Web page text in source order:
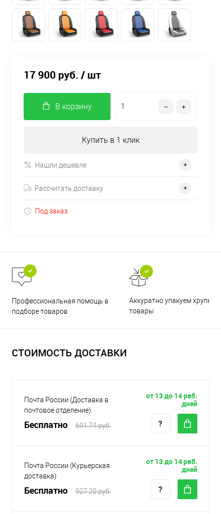
17 900 руб. / шт
В корзину
Купить в 1 клик
Нашли дешевле
Рассчитать доставку
Под заказ
Профессиональная помощь в
подборе товаров
Аккуратно упакуем хрупкие
товары
СТОИМОСТЬ ДОСТАВКИ
Почта России (Доставка в
почтовое отделение)
Бесплатно 691.74 руб.
от 13 до 14 раб.
дней
Почта России (Курьерская
доставка)
Бесплатно 927.20 руб.
от 13 до 14 раб.
дней